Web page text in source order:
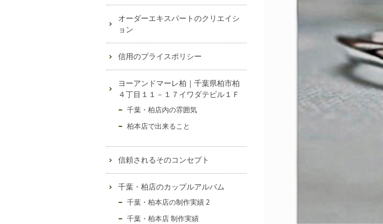
オーダーエキスパートのクリエイシ
ョン
信用のプライスポリシー
ヨーアンドマーレ柏｜千葉県柏市柏
４丁目１１－１７イワダテビル１Ｆ
千葉・柏店内の雰囲気
柏本店で出来ること
信頼されるそのコンセプト
千葉・柏店のカップルアルバム
千葉・柏本店の制作実績 2
千葉・柏本店 制作実績